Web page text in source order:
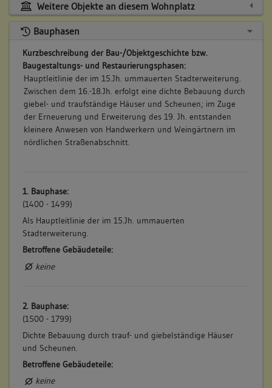
Bauteil:
17. Beinhaltet
18. Beinhaltet
Bauteil:
Wohnhaus, Weingärtnerhaus,
Vorstadt 65
19. Beinhaltet
Bauteil:
Wohnhaus, Weingärtnerhaus,
Vorstadt 53
20. Beinhaltet
Bauteil:
Wohnhaus, vormals Scheune,
Vorstadt 31
22. Beinhaltet
Bauteil:
(Schellenmühle), Vorstadt 49
Bauteil:
Doppelscheune, Vorstadt 59
25. Beinhaltet
Bauteil:
26. Beinhaltet
Bauteil:
27. Beinhaltet
Weitere Objekte an diesem Wohnplatz
Bauphasen
Kurzbeschreibung der Bau-/Objektgeschichte bzw.
Baugestaltungs- und Restaurierungsphasen:
Hauptleitlinie der im 15.Jh. ummauerten Stadterweiterung.
Zwischen dem 16.-18.Jh. erfolgt eine dichte Bebauung durch
giebel- und traufständige Häuser und Scheunen; im Zuge
der Erneuerung und Erweiterung des 19. Jh. entstanden
kleinere Anwesen von Handwerkern und Weingärtnern im
nördlichen Straßenabschnitt.
1. Bauphase:
(1400 - 1499)
Als Hauptleitlinie der im 15.Jh. ummauerten
Stadterweiterung.
Betroffene Gebäudeteile:
keine
2. Bauphase:
(1500 - 1799)
Dichte Bebauung durch trauf- und giebelständige Häuser
und Scheunen.
Betroffene Gebäudeteile:
keine